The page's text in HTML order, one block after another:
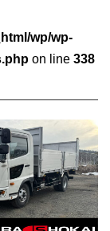
wp/wp-
on line 338